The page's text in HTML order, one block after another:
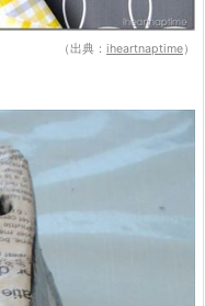
（出典： iheartnaptime）